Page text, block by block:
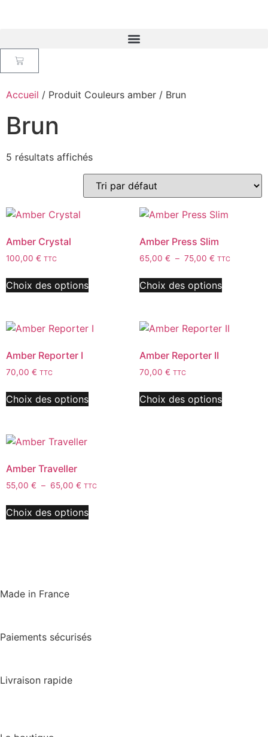
Accueil / Produit Couleurs amber / Brun
Brun
5 résultats affichés
Amber Crystal
100,00 € TTC
Choix des options
Amber Press Slim
65,00 € – 75,00 € TTC
Choix des options
Amber Reporter I
70,00 € TTC
Choix des options
Amber Reporter II
70,00 € TTC
Choix des options
Amber Traveller
55,00 € – 65,00 € TTC
Choix des options
Made in France
Paiements sécurisés
Livraison rapide